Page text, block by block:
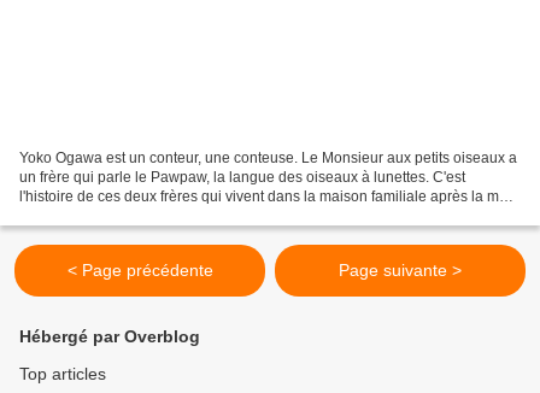
Yoko Ogawa est un conteur, une conteuse. Le Monsieur aux petits oiseaux a
un frère qui parle le Pawpaw, la langue des oiseaux à lunettes. C'est
l'histoire de ces deux frères qui vivent dans la maison familiale après la mort
< Page précédente Page suivante >
Hébergé par Overblog
Top articles